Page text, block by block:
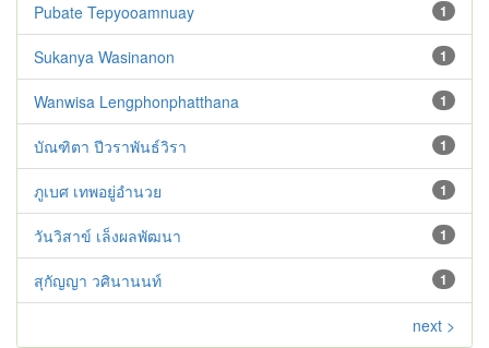
1
Pubate Tepyooamnuay
1
Sukanya Wasinanon
1
Wanwisa Lengphonphatthana
1
บัณฑิตา ปีวราพันธ์วิรา
1
ภูเบศ เทพอยู่อำนวย
1
วันวิสาข์ เล็งผลพัฒนา
1
สุกัญญา วศินานนท์
next >